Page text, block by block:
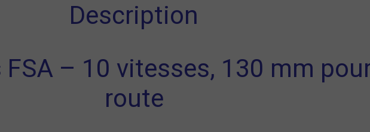
Description
– 10 vitesses, 130 mm
route